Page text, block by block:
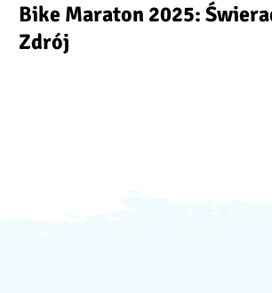
Bike Maraton 2025:
Zdrój